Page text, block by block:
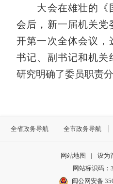
大会在雄壮的《国
会后，新一届机关党
开第一次全体会议，
书记、副书记和机关
研究明确了委员职责
全省政务导航 全市政务导航
网站地图 | 设为
网站标识码：
闽公网安备